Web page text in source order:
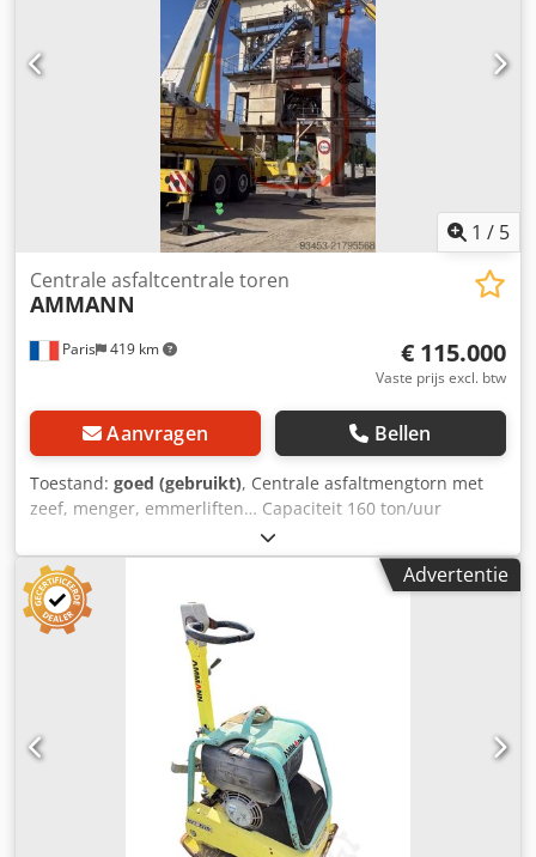
1 / 5
Paris 419 km
Centrale asfaltcentrale toren
AMMANN
€ 115.000
Vaste prijs excl. btw
Aanvragen Bellen
Toestand: goed (gebruikt), Centrale asfaltmengtorn met
zeef, menger, emmerliften… Capaciteit 160 ton/uur
Advertentie